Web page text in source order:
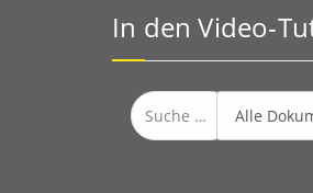
In den Video-
Suche
nach: